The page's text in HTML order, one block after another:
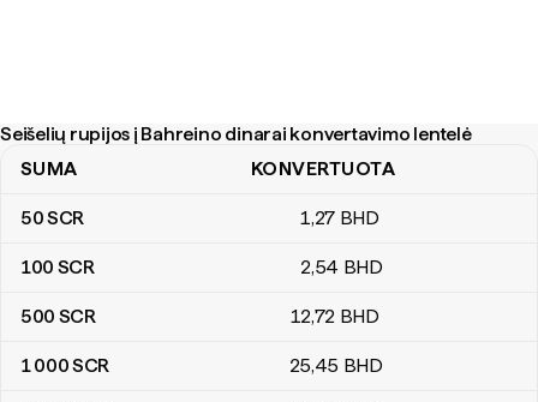
Seišelių rupijos į Bahreino dinarai konvertavimo lentelė
Seišelių rupijos į Bahreino dinarai konvertavimo lentelė
SUMA KONVERTUOTA
50SCR 1,27 BHD
100 SCR 2,54 BHD
500 SCR 12,72 BHD
1 000SCR 25,45 BHD